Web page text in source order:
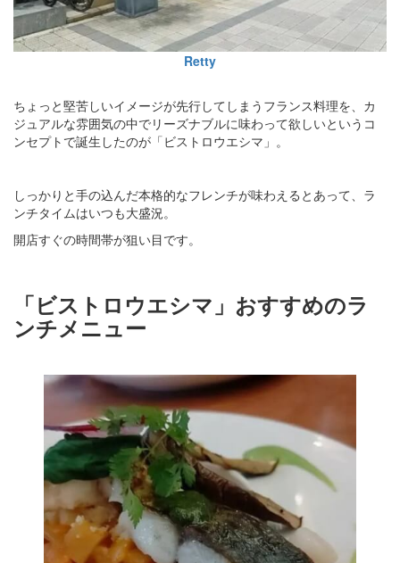
Retty
ちょっと堅苦しいイメージが先行してしまうフランス料理を、カ
ジュアルな雰囲気の中でリーズナブルに味わって欲しいというコ
ンセプトで誕生したのが「ビストロウエシマ」。
しっかりと手の込んだ本格的なフレンチが味わえるとあって、ラ
ンチタイムはいつも大盛況。
開店すぐの時間帯が狙い目です。
「ビストロウエシマ」おすすめのラ
ンチメニュー